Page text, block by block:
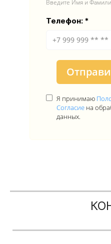
Введите Имя и
Телефон:
Я принимаю
Согласие на
данных.